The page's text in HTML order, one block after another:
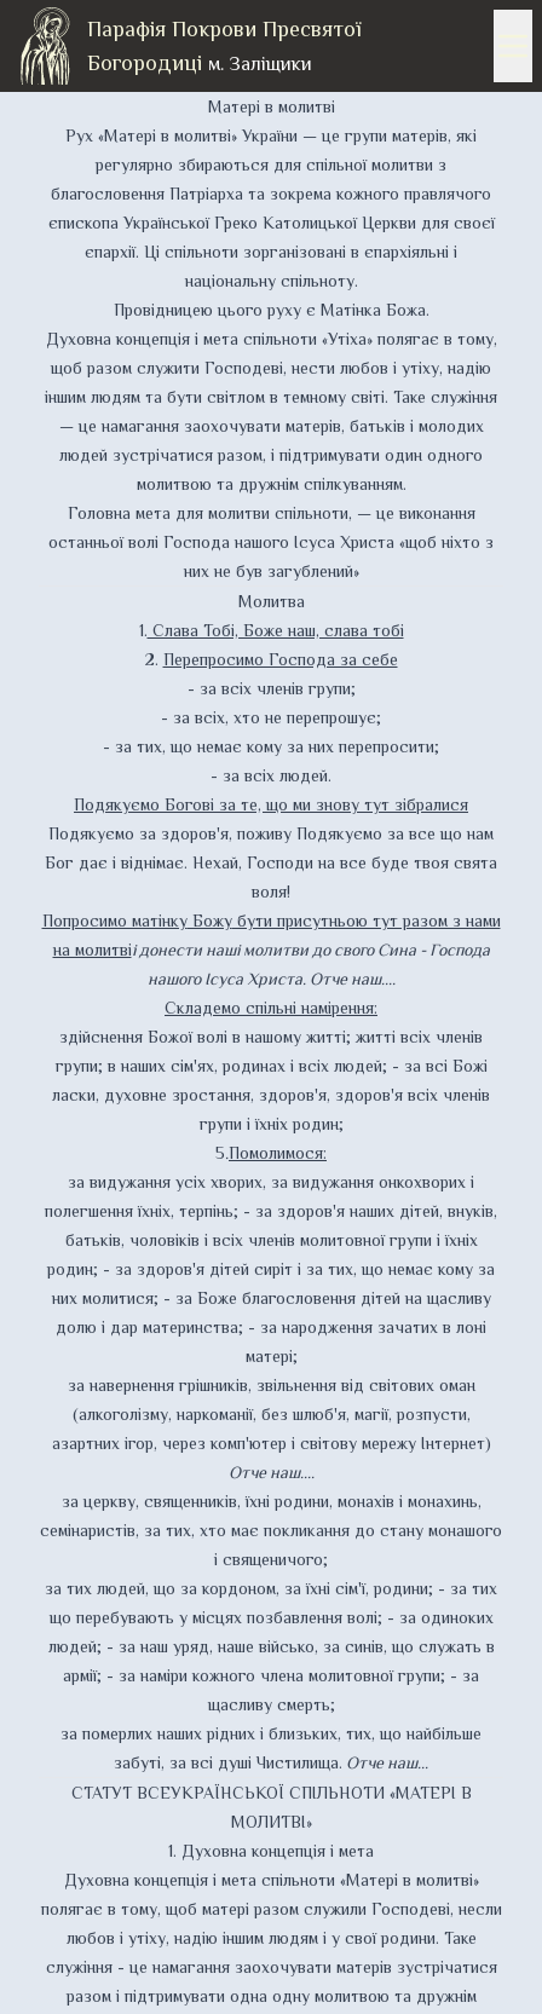
Парафія Покрови Пресвятої
Богородиці м. Заліщики
Матері в молитві
Рух «Матері в молитві» України — це групи матерів, які
регулярно збираються для спільної молитви з
благословення Патріарха та зокрема кожного правлячого
єпископа Української Греко Католицької Церкви для своєї
єпархії. Ці спільноти зорганізовані в єпархіяльні і
національну спільноту.
Провідницею цього руху є Матінка Божа.
Духовна концепція і мета спільноти «Утіха» полягає в тому,
щоб разом служити Господеві, нести любов і утіху, надію
іншим людям та бути світлом в темному світі. Таке служіння
— це намагання заохочувати матерів, батьків і молодих
людей зустрічатися разом, і підтримувати один одного
молитвою та дружнім спілкуванням.
Головна мета для молитви спільноти, — це виконання
останньої волі Господа нашого Ісуса Христа «щоб ніхто з
них не був загублений»
Молитва
1. Слава Тобі, Боже наш, слава тобі
2. Перепросимо Господа за себе
- за всіх членів групи;
- за всіх, хто не перепрошує;
- за тих, що немає кому за них перепросити;
- за всіх людей.
Подякуємо Богові за те, що ми знову тут зібралися
Подякуємо за здоров'я, поживу Подякуємо за все що нам
Бог дає і віднімає. Нехай, Господи на все буде твоя свята
воля!
Попросимо матінкуБожубути присутньою тут разом з нами
на молитвіі донести наші молитви до свого Сина - Господа
нашого Ісуса Христа. Отче наш....
Складемо спільні намірення:
здійснення Божої волі в нашому житті; житті всіх членів
групи; в наших сім'ях, родинах і всіх людей; - за всі Божі
ласки, духовне зростання, здоров'я, здоров'я всіх членів
групи і їхніх родин;
5.Помолимося:
за видужання усіх хворих, за видужання онкохворих і
полегшення їхніх, терпінь; - за здоров'я наших дітей, внуків,
батьків, чоловіків і всіх членів молитовної групи і їхніх
родин; - за здоров'я дітей сиріт і за тих, що немає кому за
них молитися; - за Боже благословення дітей на щасливу
долю і дар материнства; - за народження зачатих в лоні
матері;
за навернення грішників, звільнення від світових оман
(алкоголізму, наркоманії, без шлюб'я, магії, розпусти,
азартних ігор, через комп'ютер і світову мережу Інтернет)
Отче наш....
за церкву, священників, їхні родини, монахів і монахинь,
семінаристів, за тих, хто має покликання до стану монашого
і священичого;
за тих людей, що за кордоном, за їхні сім'ї, родини; - за тих
що перебувають у місцях позбавлення волі; - за одиноких
людей; - за наш уряд, наше військо, за синів, що служать в
армії; - за наміри кожного члена молитовної групи; - за
щасливу смерть;
за померлих наших рідних і близьких, тих, що найбільше
забуті, за всі душі Чистилища. Отче наш...
СТАТУТ ВСЕУКРАЇНСЬКОЇ СПІЛЬНОТИ «МАТЕРІ В
МОЛИТВІ»
1. Духовна концепція і мета
Духовна концепція і мета спільноти «Матері в молитві»
полягає в тому, щоб матері разом служили Господеві, несли
любов і утіху, надію іншим людям і у свої родини. Таке
служіння - це намагання заохочувати матерів зустрічатися
разом і підтримувати одна одну молитвою та дружнім